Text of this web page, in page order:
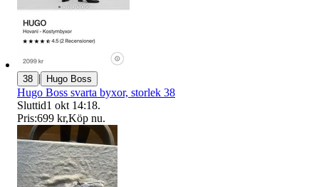
38 | Hugo Boss
Hugo Boss svarta byxor, storlek 38
Sluttid1 okt 14:18.
Pris:699 kr,Köp nu.